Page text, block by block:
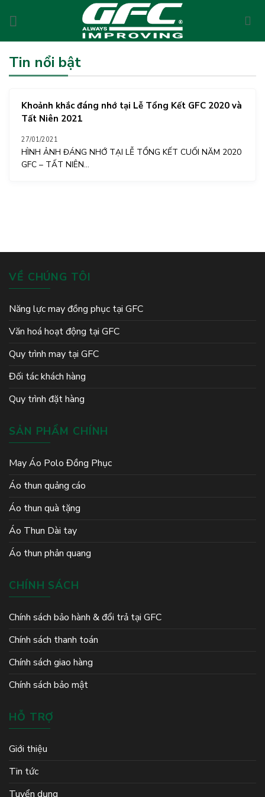
Tin nổi bật
Khoảnh khắc đáng nhớ tại Lễ Tổng Kết GFC 2020 và
Tất Niên 2021
27/01/2021
HÌNH ẢNH ĐÁNG NHỚ TẠI LỄ TỔNG KẾT CUỐI NĂM 2020
GFC – TẤT NIÊN...
VỀ CHÚNG TÔI
Năng lực may đồng phục tại GFC
Văn hoá hoạt động tại GFC
Quy trình may tại GFC
Đối tác khách hàng
Quy trình đặt hàng
SẢN PHẨM CHÍNH
May Áo Polo Đồng Phục
Áo thun quảng cáo
Áo thun quà tặng
Áo Thun Dài tay
Áo thun phản quang
CHÍNH SÁCH
Chính sách bảo hành & đổi trả tại GFC
Chính sách thanh toán
Chính sách giao hàng
Chính sách bảo mật
HỖ TRỢ
Giới thiệu
Tin tức
Tuyển dụng